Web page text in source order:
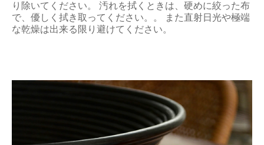
り除いてください。 汚れを拭くときは、硬めに絞った布
で、優しく拭き取ってください。。 また直射日光や極端
な乾燥は出来る限り避けてください。